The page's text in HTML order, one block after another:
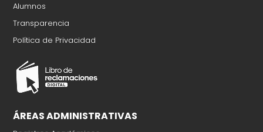
Alumnos
Transparencia
Política de Privacidad​
ÁREAS ADMINISTRATIVAS